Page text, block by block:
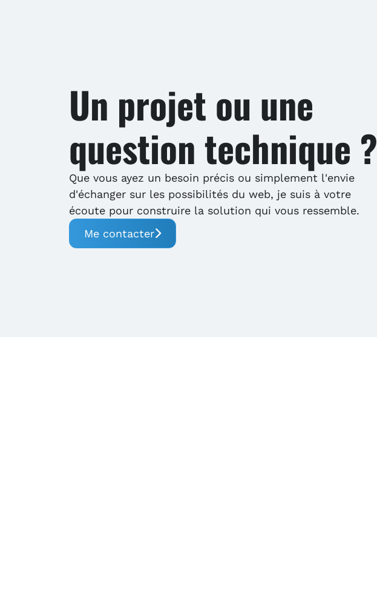
Un projet ou une
question technique ?
Que vous ayez un besoin précis ou simplement l'envie
d'échanger sur les possibilités du web, je suis à votre
écoute pour construire la solution qui vous ressemble.
Me contacter